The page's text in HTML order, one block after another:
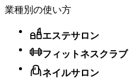
業種別の使い方
エステサロン
フィットネスクラブ
ネイルサロン